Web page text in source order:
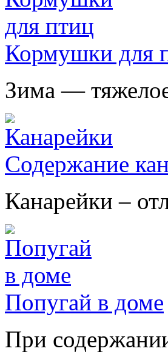
Кормушки для
Зима —
Содержание
Канарейки –
Попугай в доме
При